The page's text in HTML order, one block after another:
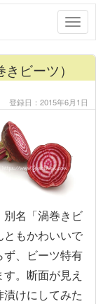
ビーツ）
登録日：2015年6月1日
名「渦巻きビ
もかわいいで
、ビーツ特有
。断面が見え
けにしてみた